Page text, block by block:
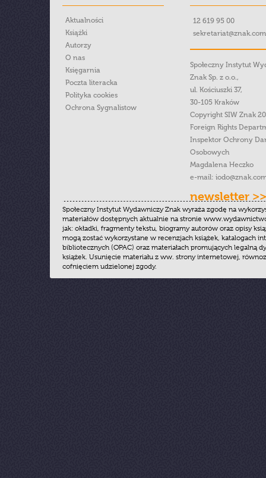
Aktualności
Książki
Autorzy
O nas
Księgarnia
Poczta literacka
Polityka cookies
Ochrona Sygnalistow
12 619 95 00
Społeczny Instytut
Znak Sp. z o.o.,
ul. Kościuszki 37,
30-105 Kraków
Copyright SIW Znak
Foreign Rights
Inspektor Ochrony
Osobowych
Magdalena Heczko
e-mail:
newsletter >>
Społeczny Instytut Wydawniczy Znak wyraża zgodę na
materiałów dostępnych aktualnie na stronie
jak: okładki, fragmenty tekstu, biogramy autorów oraz opisy
mogą zostać wykorzystane w recenzjach książek, katalogach
bibliotecznych (OPAC) oraz materiałach promujących legalną
książek. Usunięcie materiału z ww. strony internetowej,
cofnięciem udzielonej zgody.